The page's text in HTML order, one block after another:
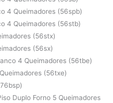
4 Queimadores (56spb)
4 Queimadores (56stb)
(56stx)
(56sx)
4 Queimadores (56tbe)
(56txe)
Duplo Forno 5 Queimadores